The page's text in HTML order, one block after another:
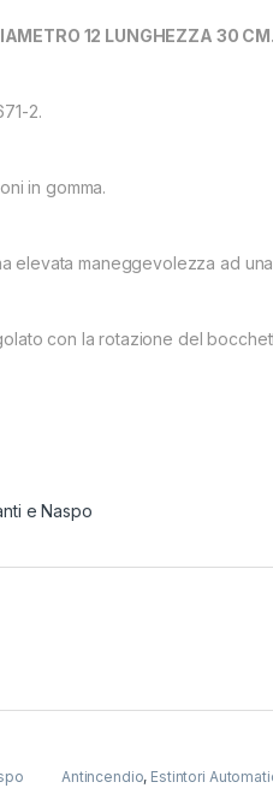
12 LUNGHEZZA 30 CM.
2.
in gomma.
maneggevolezza ad
con la rotazione del
e Naspo
Antincendio, Estintori